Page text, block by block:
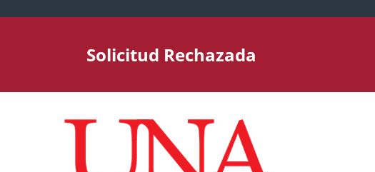
Solicitud Rechazada